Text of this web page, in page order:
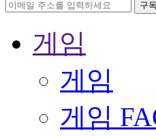
게임
게임
게임